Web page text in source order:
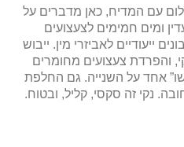
עם המדיח, כאן מדברים על
ומים חמימים לצעצועים
ייעודיים לאביזרי מין. ייבוש
והפרדת צעצועים מחומרים
אחד על השנייה. גם החלפת
נקי זה סקסי, קליל, ובטוח.